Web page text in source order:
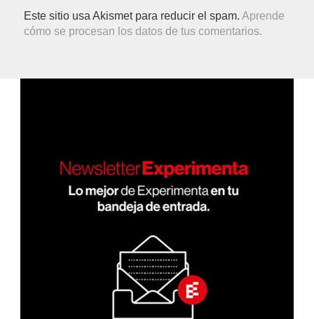
Este sitio usa Akismet para reducir el spam.Aprende
cómo se procesan los datos de tus comentarios.